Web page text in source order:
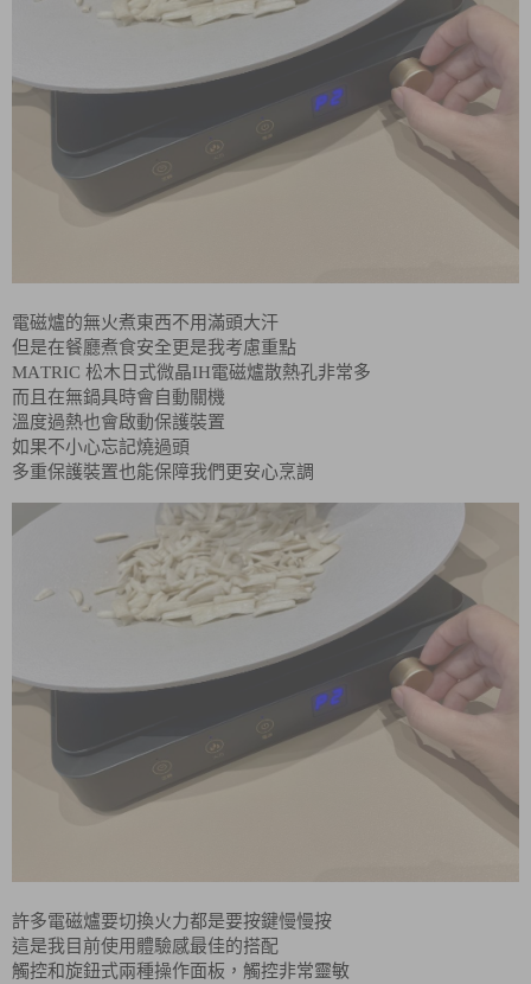
電磁爐的無火煮東西不用滿頭大汗
但是在餐廳煮食安全更是我考慮重點
MATRIC 松木日式微晶IH電磁爐散熱孔非常多
而且在無鍋具時會自動關機
溫度過熱也會啟動保護裝置
如果不小心忘記燒過頭
多重保護裝置也能保障我們更安心烹調
許多電磁爐要切換火力都是要按鍵慢慢按
這是我目前使用體驗感最佳的搭配
觸控和旋鈕式兩種操作面板，觸控非常靈敏